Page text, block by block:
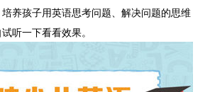
养孩子用英语思考问题、解决问题的思维
听一下看看效果。